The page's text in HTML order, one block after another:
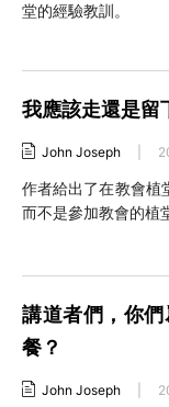
堂的經驗教訓。
我應該走還是留
John Joseph
作者給出了在教會植
而不是參加教會的植
講道者們，你
餐？
John Joseph